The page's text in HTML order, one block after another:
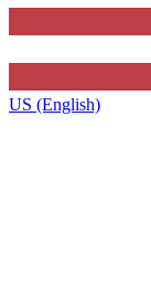
US (English)